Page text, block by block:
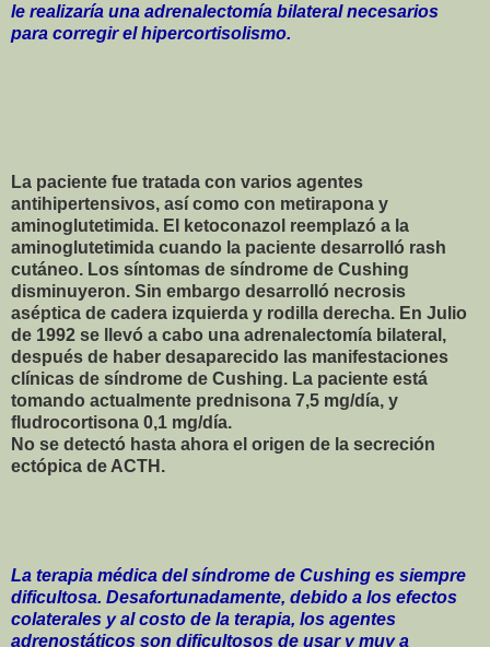
le realizaría una adrenalectomía bilateral necesarios
para corregir el hipercortisolismo.
La paciente fue tratada con varios agentes
antihipertensivos, así como con metirapona y
aminoglutetimida. El ketoconazol reemplazó a la
aminoglutetimida cuando la paciente desarrolló rash
cutáneo. Los síntomas de síndrome de Cushing
disminuyeron. Sin embargo desarrolló necrosis
aséptica de cadera izquierda y rodilla derecha. En Julio
de 1992 se llevó a cabo una adrenalectomía bilateral,
después de haber desaparecido las manifestaciones
clínicas de síndrome de Cushing. La paciente está
tomando actualmente prednisona 7,5 mg/día, y
fludrocortisona 0,1 mg/día.
No se detectó hasta ahora el origen de la secreción
ectópica de ACTH.
La terapia médica del síndrome de Cushing es siempre
dificultosa. Desafortunadamente, debido a los efectos
colaterales y al costo de la terapia, los agentes
adrenostáticos son dificultosos de usar y muy a